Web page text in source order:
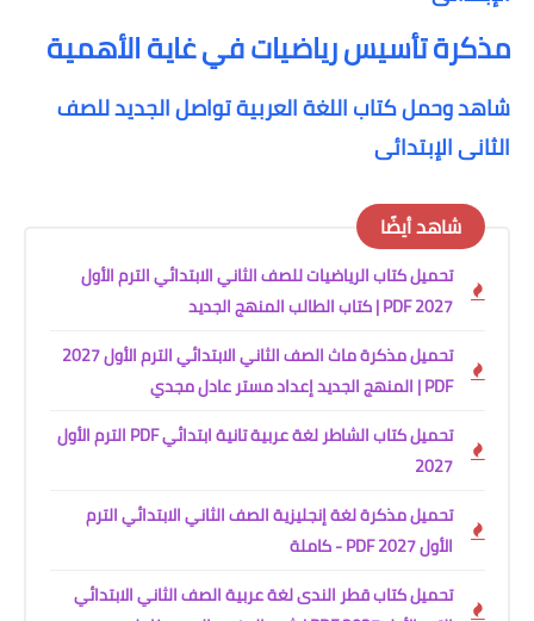
مذكرة تأسيس رياضيات في غاية الأهمية
شاهد وحمل كتاب اللغة العربية تواصل الجديد للصف
الثانى الإبتدائى
شاهد أيضًا
تحميل كتاب الرياضيات للصف الثاني الابتدائي الترم الأول
2027 PDF | كتاب الطالب المنهج الجديد
تحميل مذكرة ماث الصف الثاني الابتدائي الترم الأول 2027
PDF | المنهج الجديد إعداد مستر عادل مجدي
تحميل كتاب الشاطر لغة عربية تانية ابتدائي PDF الترم الأول
2027
تحميل مذكرة لغة إنجليزية الصف الثاني الابتدائي الترم
الأول 2027 PDF - كاملة
تحميل كتاب قطر الندى لغة عربية الصف الثاني الابتدائي